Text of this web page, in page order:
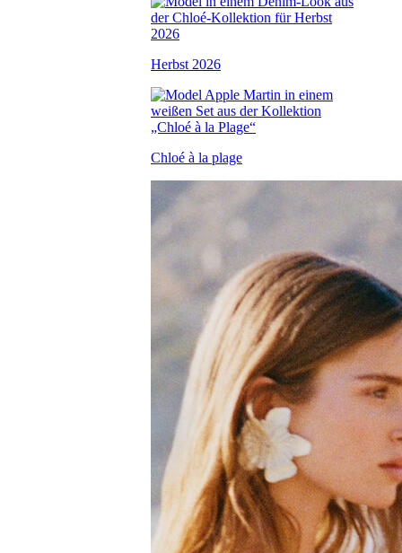
Herbst 2026
Chloé à la plage